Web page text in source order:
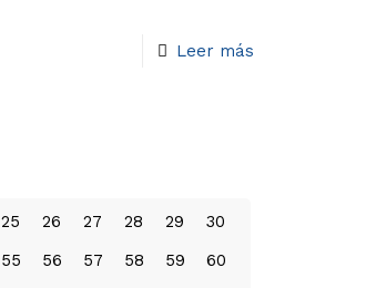
Leer más
25 26 27 28 29
30
55 56 57 58 59
60